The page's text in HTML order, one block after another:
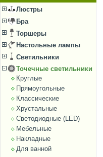
Люстры
Бра
Торшеры
Настольные лампы
Светильники
Точечные светильники
Круглые
Прямоугольные
Классические
Хрустальные
Светодиодные (LED)
Мебельные
Накладные
Для ванной